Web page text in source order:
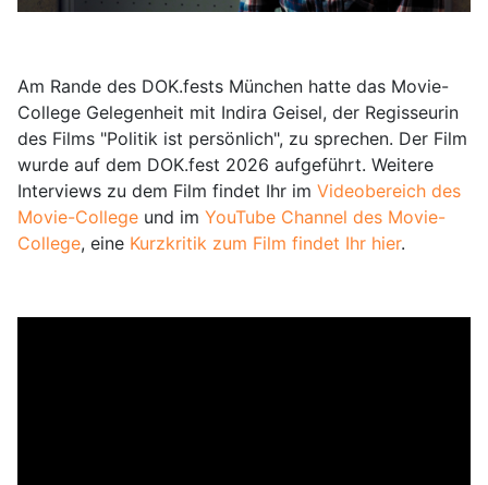
Am Rande des DOK.fests München hatte das Movie-
College Gelegenheit mit Indira Geisel, der Regisseurin
des Films "Politik ist persönlich", zu sprechen. Der Film
wurde auf dem DOK.fest 2026 aufgeführt. Weitere
Interviews zu dem Film findet Ihr im Videobereich des
Movie-College und im YouTube Channel des Movie-
College, eine Kurzkritik zum Film findet Ihr hier.